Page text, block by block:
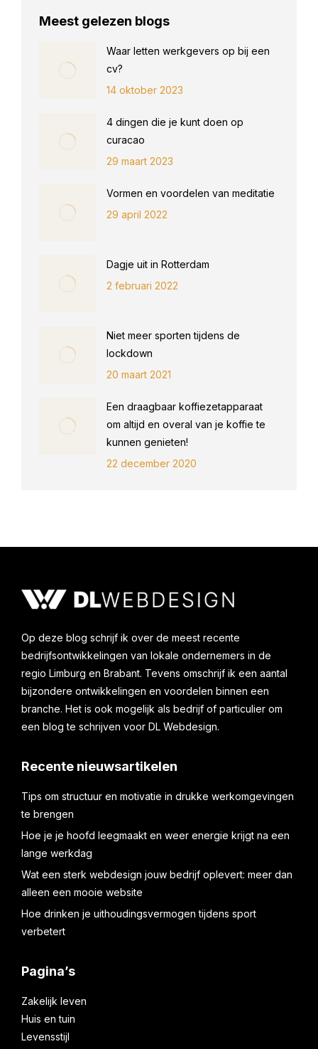
Meest gelezen blogs
Waar letten werkgevers op bij een
cv?
14 oktober 2023
4 dingen die je kunt doen op
curacao
29 maart 2023
Vormen en voordelen van meditatie
29 april 2022
Dagje uit in Rotterdam
2 februari 2022
Niet meer sporten tijdens de
lockdown
20 maart 2021
Een draagbaar koffiezetapparaat
om altijd en overal van je koffie te
kunnen genieten!
22 december 2020
Op deze blog schrijf ik over de meest recente
bedrijfsontwikkelingen van lokale ondernemers in de
regio Limburg en Brabant. Tevens omschrijf ik een aantal
bijzondere ontwikkelingen en voordelen binnen een
branche. Het is ook mogelijk als bedrijf of particulier om
een blog te schrijven voor DL Webdesign.
Recente nieuwsartikelen
Tips om structuur en motivatie in drukke werkomgevingen
te brengen
Hoe je je hoofd leegmaakt en weer energie krijgt na een
lange werkdag
Wat een sterk webdesign jouw bedrijf oplevert: meer dan
alleen een mooie website
Hoe drinken je uithoudingsvermogen tijdens sport
verbetert
Pagina’s
Zakelijk leven
Huis en tuin
Levensstijl